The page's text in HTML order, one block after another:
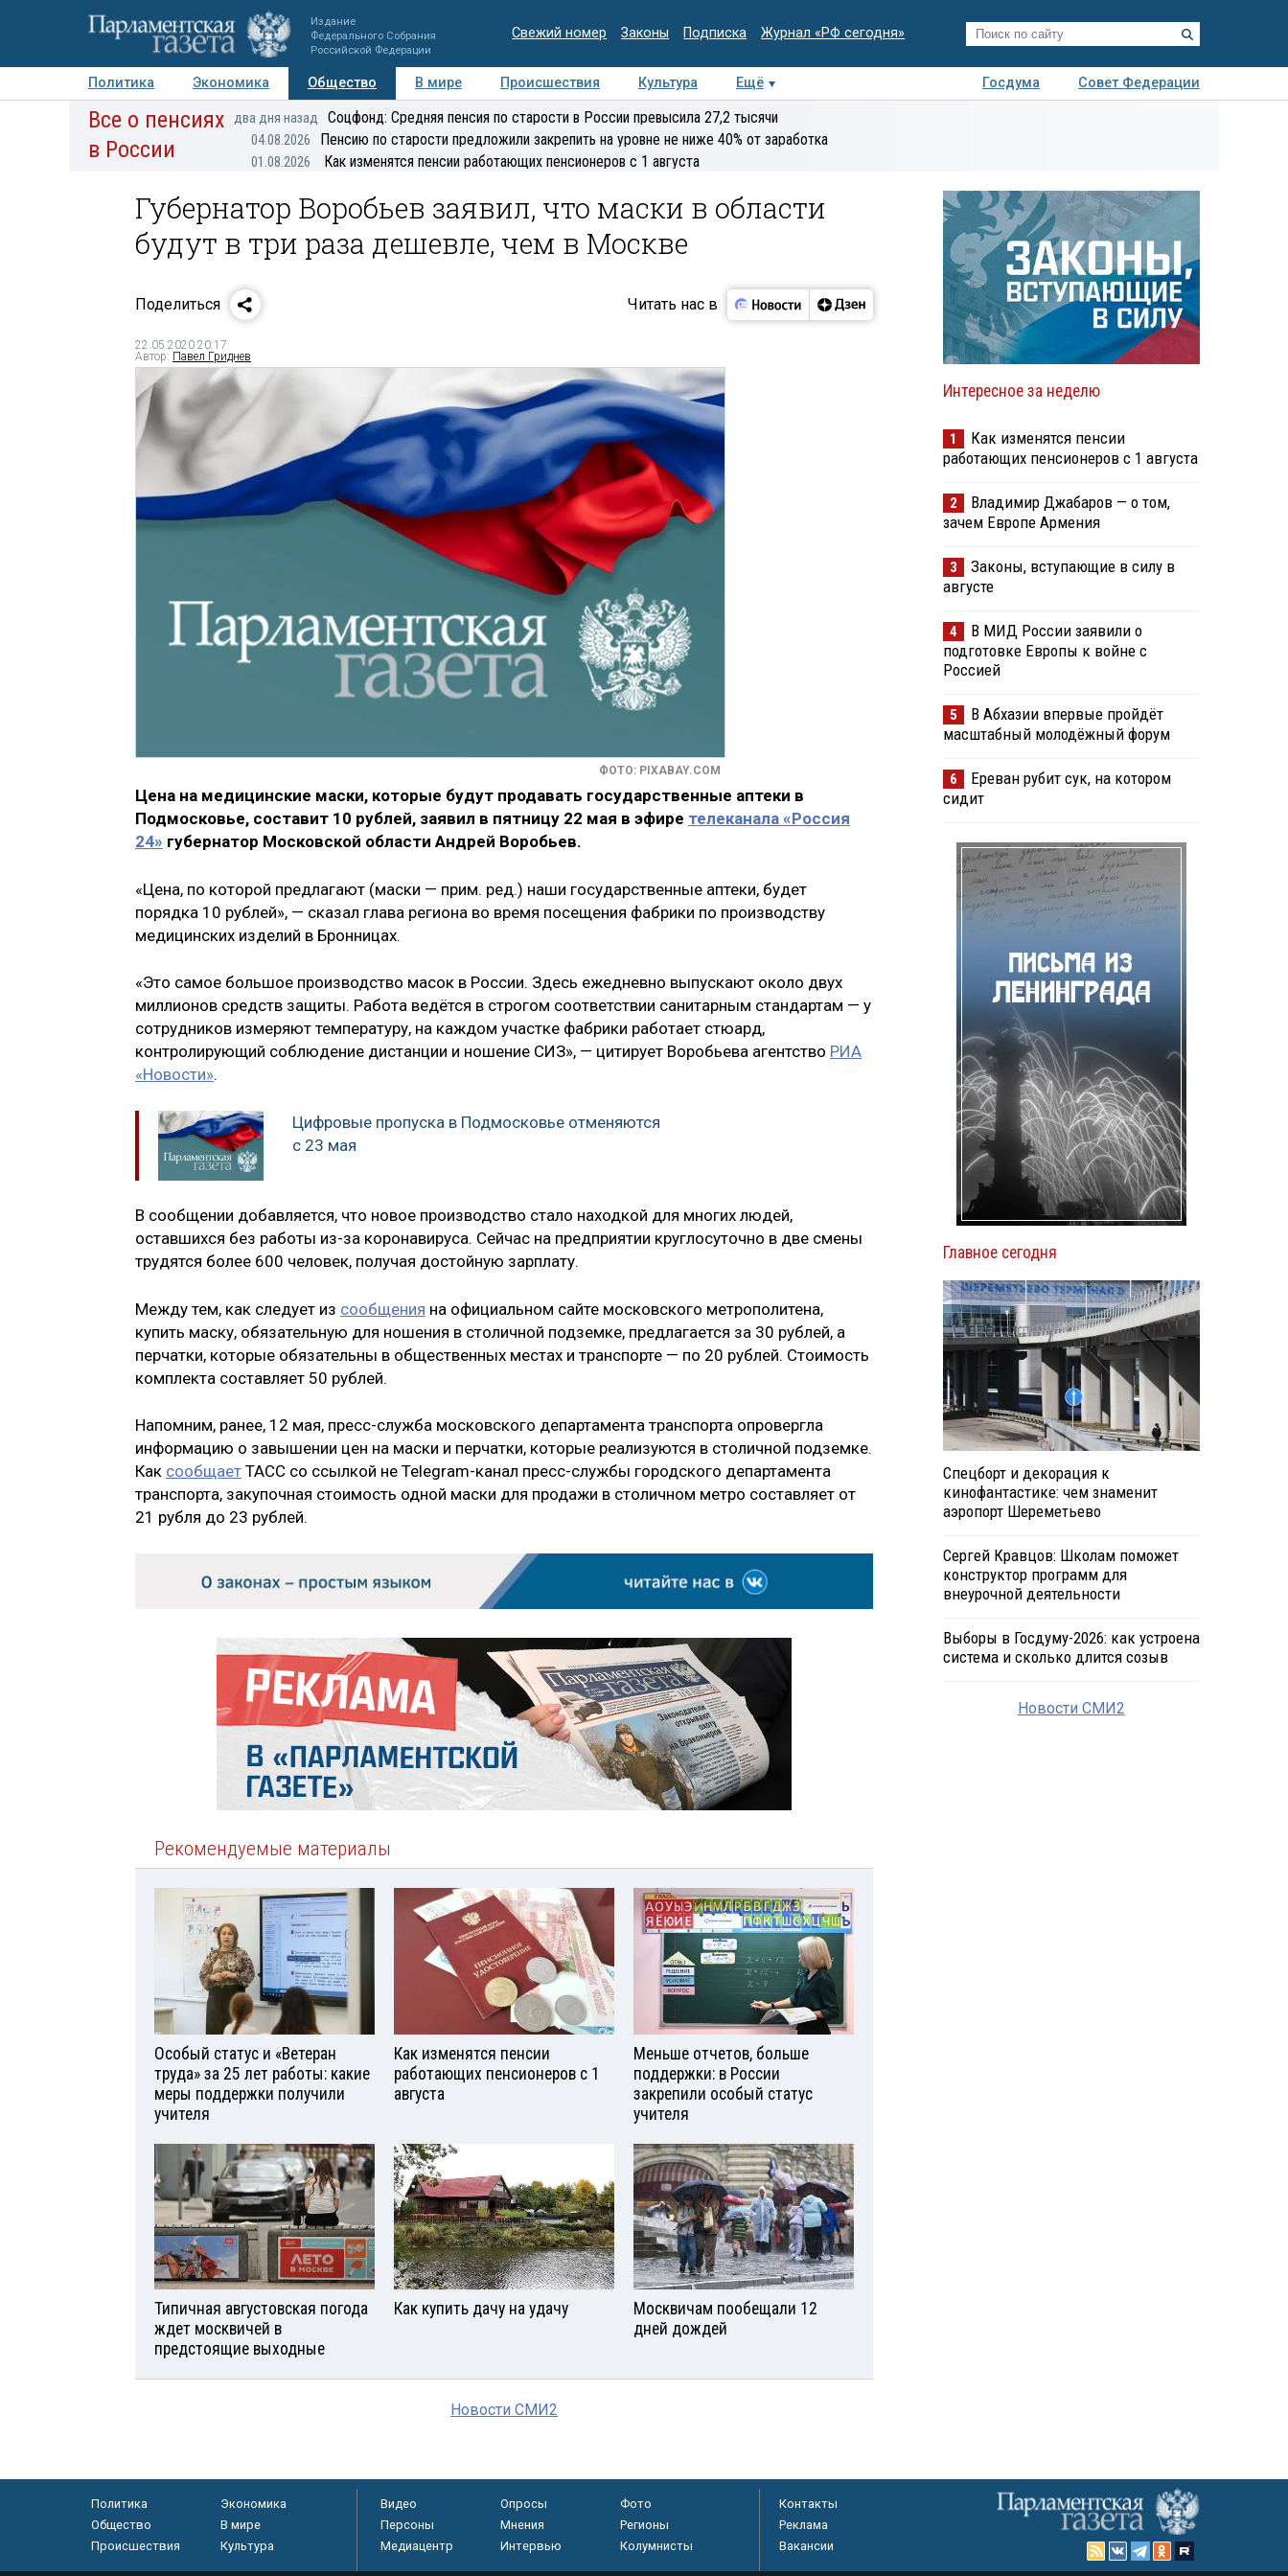
Издание
Федерального Собрания
Российской Федерации
Свежий номер Законы Подписка Журнал «РФ сегодня»
Политика Экономика Общество В мире Происшествия Культура Ещё Госдума
Совет Федерации
Авторы Персоны Мнения Регионы Медиацентр Интервью Колумнисты
Все о пенсиях
в России
два дня назад Соцфонд: Средняя пенсия по старости в России превысила 27,2 тысячи
04.08.2026 Пенсию по старости предложили закрепить на уровне не ниже 40% от заработка
01.08.2026 Как изменятся пенсии работающих пенсионеров с 1 августа
Губернатор Воробьев заявил, что маски в области
будут в три раза дешевле, чем в Москве
Поделиться Читать нас в
22.05.2020 20:17
Автор: Павел Гриднев
ФОТО: PIXABAY.COM
Цена на медицинские маски, которые будут продавать государственные аптеки в
Подмосковье, составит 10 рублей, заявил в пятницу 22 мая в эфире телеканала «Россия
24» губернатор Московской области Андрей Воробьев.
«Цена, по которой предлагают (маски — прим. ред.) наши государственные аптеки, будет
порядка 10 рублей», — сказал глава региона во время посещения фабрики по производству
медицинских изделий в Бронницах.
«Это самое большое производство масок в России. Здесь ежедневно выпускают около двух
миллионов средств защиты. Работа ведётся в строгом соответствии санитарным стандартам — у
сотрудников измеряют температуру, на каждом участке фабрики работает стюард,
контролирующий соблюдение дистанции и ношение СИЗ», — цитирует Воробьева агентство РИА
«Новости».
Цифровые пропуска в Подмосковье отменяются
с 23 мая
В сообщении добавляется, что новое производство стало находкой для многих людей,
оставшихся без работы из-за коронавируса. Сейчас на предприятии круглосуточно в две смены
трудятся более 600 человек, получая достойную зарплату.
Между тем, как следует из сообщения на официальном сайте московского метрополитена,
купить маску, обязательную для ношения в столичной подземке, предлагается за 30 рублей, а
перчатки, которые обязательны в общественных местах и транспорте — по 20 рублей. Стоимость
комплекта составляет 50 рублей.
Напомним, ранее, 12 мая, пресс-служба московского департамента транспорта опровергла
информацию о завышении цен на маски и перчатки, которые реализуются в столичной подземке.
Как сообщает ТАСС со ссылкой не Telegram-канал пресс-службы городского департамента
транспорта, закупочная стоимость одной маски для продажи в столичном метро составляет от
21 рубля до 23 рублей.
Рекомендуемые материалы
Особый статус и «Ветеран
труда» за 25 лет работы: какие
меры поддержки получили
учителя
Как изменятся пенсии
работающих пенсионеров с 1
августа
Меньше отчетов, больше
поддержки: в России
закрепили особый статус
учителя
Типичная августовская погода
ждет москвичей в
предстоящие выходные
Как купить дачу на удачу
Москвичам пообещали 12
дней дождей
Новости СМИ2
Интересное за неделю
1
Как изменятся пенсии
работающих пенсионеров с 1 августа
2
Владимир Джабаров — о том,
зачем Европе Армения
3
Законы, вступающие в силу в
августе
4
В МИД России заявили о
подготовке Европы к войне с
Россией
5
В Абхазии впервые пройдёт
масштабный молодёжный форум
6
Ереван рубит сук, на котором
сидит
Главное сегодня
Спецборт и декорация к
кинофантастике: чем знаменит
аэропорт Шереметьево
Сергей Кравцов: Школам поможет
конструктор программ для
внеурочной деятельности
Выборы в Госдуму-2026: как устроена
система и сколько длится созыв
Новости СМИ2
Политика
Экономика
Общество
В мире
Происшествия
Культура
Видео Опросы
Фото
Персоны
Мнения
Регионы
Медиацентр
Интервью Колумнисты
Контакты
Реклама
Вакансии